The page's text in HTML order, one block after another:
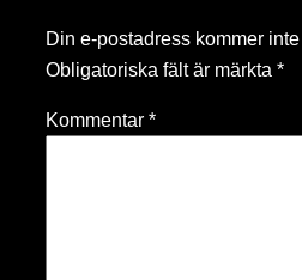
Din e-postadress kommer
Obligatoriska fält är märkta *
Kommentar *